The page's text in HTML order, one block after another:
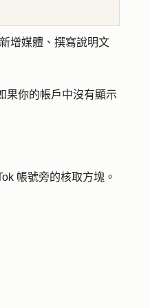
增媒體、撰寫說明文
果你的帳戶中沒有顯示
帳號旁的核取方塊 。